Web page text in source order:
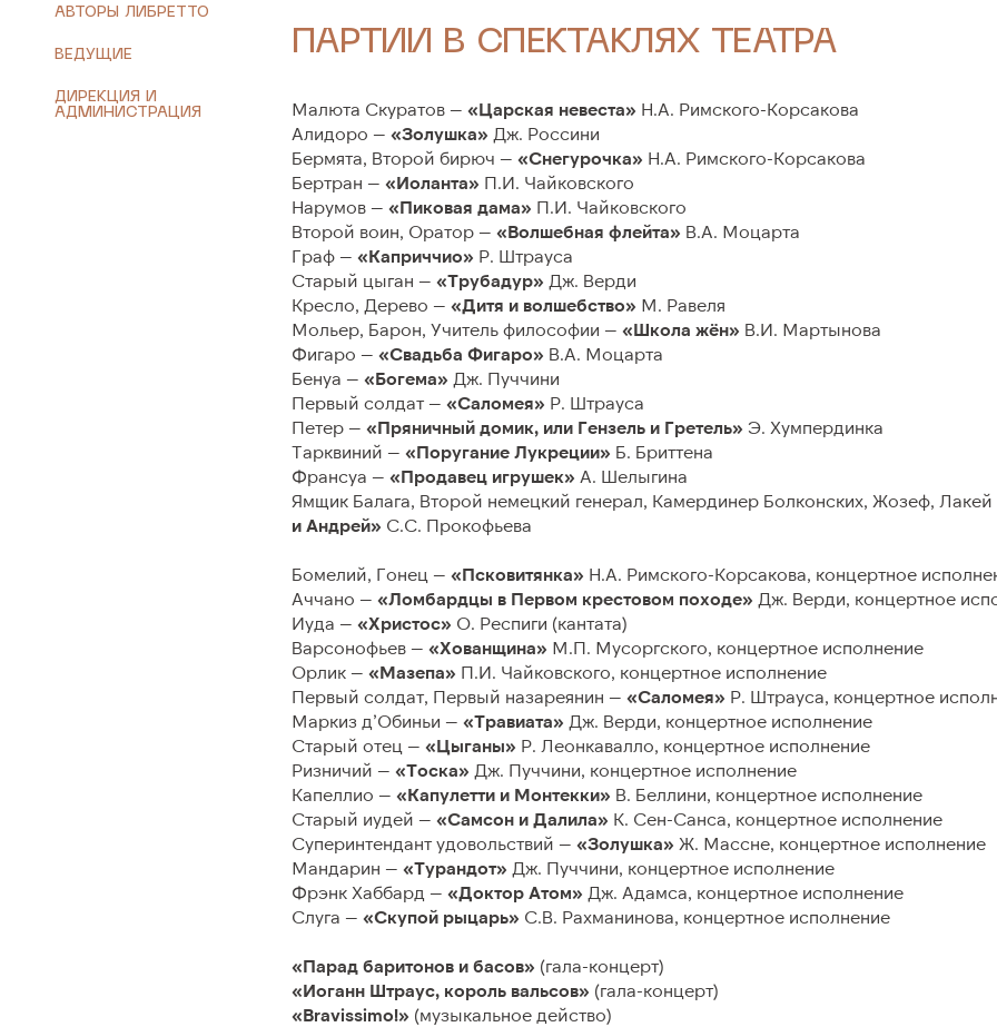
Хореографы
Художники
Композиторы
Ведущие
Правила приобретения билетов
Правила возврата и переоформления
КОНТАКТЫ
Контакты подразделений
АВТОРЫ ЛИБРЕТТО
ВЕДУЩИЕ
ДИРЕКЦИЯ И
АДМИНИСТРАЦИЯ
ПАРТИИ В СПЕКТАКЛЯХ ТЕАТРА
Малюта Скуратов — «Царская невеста» Н.А. Римского-Корсакова
Алидоро — «Золушка» Дж. Россини
Бермята, Второй бирюч — «Снегурочка» Н.А. Римского-Корсакова
Бертран — «Иоланта» П.И. Чайковского
Нарумов — «Пиковая дама» П.И. Чайковского
Второй воин, Оратор — «Волшебная флейта» В.А. Моцарта
Граф — «Каприччио» Р. Штрауса
Старый цыган — «Трубадур» Дж. Верди
Кресло, Дерево — «Дитя и волшебство» М. Равеля
Мольер, Барон, Учитель философии — «Школа жён» В.И. Мартынова
Фигаро — «Свадьба Фигаро» В.А. Моцарта
Бенуа — «Богема» Дж. Пуччини
Первый солдат — «Саломея» Р. Штрауса
Петер — «Пряничный домик, или Гензель и Гретель» Э. Хумпердинка
Тарквиний — «Поругание Лукреции» Б. Бриттена
Франсуа — «Продавец игрушек» А. Шелыгина
Ямщик Балага, Второй немецкий генерал, Камердинер Болконских, Жозеф,
и Андрей» С.С. Прокофьева
Бомелий, Гонец — «Псковитянка» Н.А. Римского-Корсакова, концертное
Аччано — «Ломбардцы в Первом крестовом походе» Дж. Верди, концертное
Иуда — «Христос» О. Респиги (кантата)
Варсонофьев — «Хованщина» М.П. Мусоргского, концертное исполнение
Орлик — «Мазепа» П.И. Чайковского, концертное исполнение
Первый солдат, Первый назареянин — «Саломея» Р. Штрауса, концертное
Маркиз д’Обиньи — «Травиата» Дж. Верди, концертное исполнение
Старый отец — «Цыганы» Р. Леонкавалло, концертное исполнение
Ризничий — «Тоска» Дж. Пуччини, концертное исполнение
Капеллио — «Капулетти и Монтекки» В. Беллини, концертное исполнение
Старый иудей — «Самсон и Далила» К. Сен-Санса, концертное исполнение
Суперинтендант удовольствий — «Золушка» Ж. Массне, концертное исполнение
Мандарин — «Турандот» Дж. Пуччини, концертное исполнение
Фрэнк Хаббард — «Доктор Атом» Дж. Адамса, концертное исполнение
Слуга — «Скупой рыцарь» С.В. Рахманинова, концертное исполнение
«Парад баритонов и басов» (гала-концерт)
«Иоганн Штраус, король вальсов» (гала-концерт)
«Bravissimo!» (музыкальное действо)